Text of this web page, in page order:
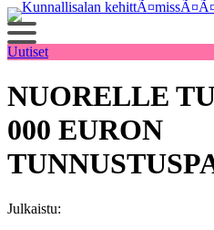
Siirry
sisältöön
Uutiset
NUORELLE
000 EURON
Julkaistu: